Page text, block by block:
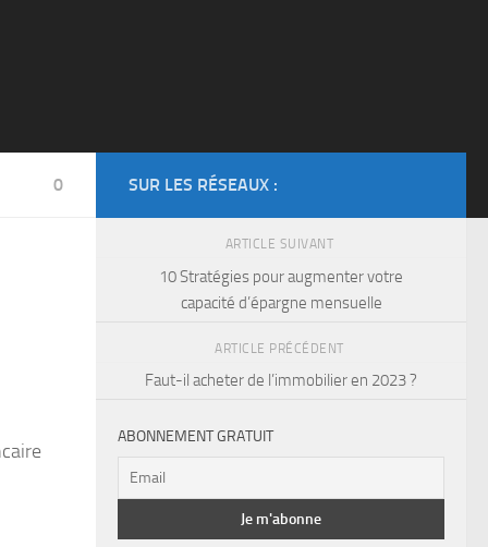
0 SUR LES RÉSEAUX :
ARTICLE SUIVANT
10 Stratégies pour augmenter votre
capacité d’épargne mensuelle
ARTICLE PRÉCÉDENT
Faut-il acheter de l’immobilier en 2023 ?
ABONNEMENT GRATUIT